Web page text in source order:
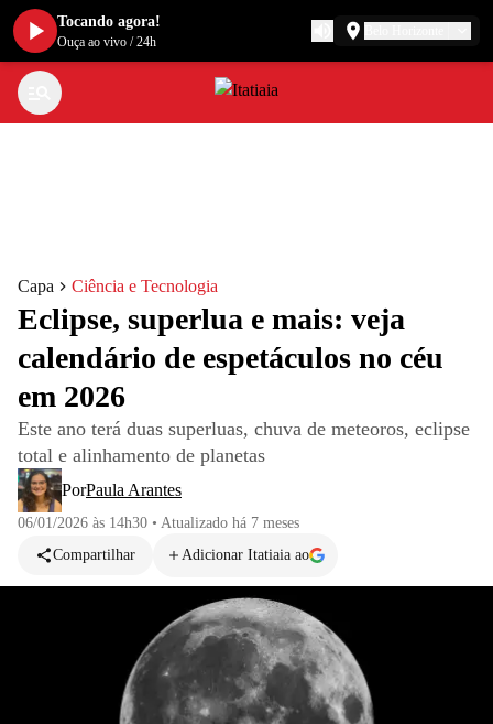
Capa Ciência e Tecnologia
Eclipse, superlua e mais: veja
calendário de espetáculos no céu
em 2026
Este ano terá duas superluas, chuva de meteoros, eclipse
total e alinhamento de planetas
PorPaula Arantes
06/01/2026 às 14h30 • Atualizado há 7 meses
Compartilhar
Adicionar Itatiaia ao
Tocando agora!
Ouça ao vivo /24h